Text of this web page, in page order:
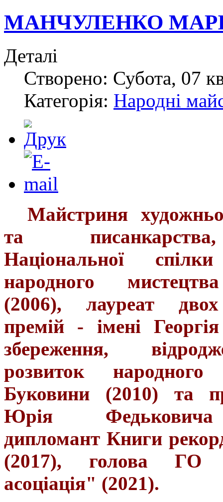
МАНЧУЛЕНКО
Деталі
Створено: Субота, 07
Категорія: Народні
Майстриня
та
Національної
народного
(2006), лауреат
премій - імені
збереження,
розвиток народного
Буковини (2010) та
Юрія
дипломант Книги
(2017), голова ГО
асоціація" (2021).